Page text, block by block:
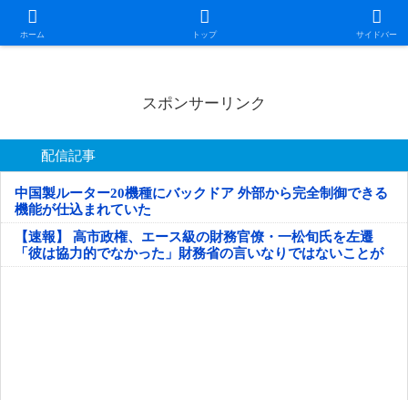
ホーム トップ サイドバー
日本第一！ニュース録
スポンサーリンク
配信記事
中国製ルーター20機種にバックドア 外部から完全制御できる
機能が仕込まれていた
【速報】 高市政権、エース級の財務官僚・一松旬氏を左遷
「彼は協力的でなかった」財務省の言いなりではないことが
判明